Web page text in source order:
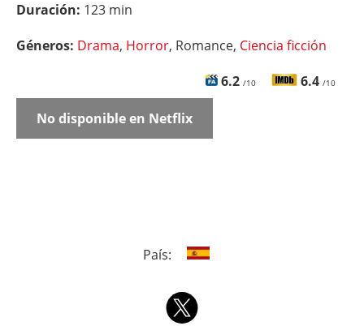
Duración: 123 min
Géneros: Drama, Horror, Romance, Ciencia ficción
6.2 /10 6.4 /10
No disponible en Netflix
País: